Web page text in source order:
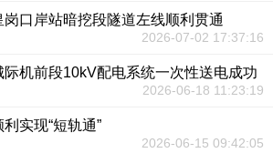
口岸站暗挖段隧道左线顺利贯通
2026-07-02 17:37:16
机前段10kV配电系统一次性送电成功
2026-06-18 11:23:19
实现“短轨通”
2026-06-15 09:42:05